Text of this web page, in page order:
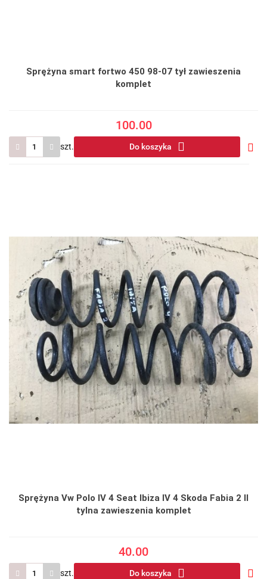
Sprężyna smart fortwo 450 98-07 tył zawieszenia
komplet
100.00
szt. Do koszyka
Sprężyna Vw Polo IV 4 Seat Ibiza IV 4 Skoda Fabia 2 II
tylna zawieszenia komplet
40.00
szt. Do koszyka